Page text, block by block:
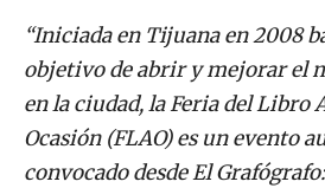
“Iniciada en Tijuana en 2008
objetivo de abrir y mejorar el
en la ciudad, la Feria del Libro
Ocasión (FLAO) es un evento
convocado desde El